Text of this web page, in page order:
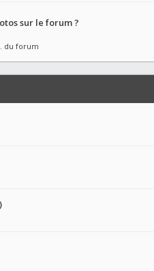
sur le forum ?
du forum